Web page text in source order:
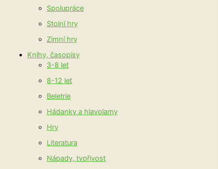
Spolupráce
Stolní hry
Zimní hry
Knihy, časopisy
3-8 let
8-12 let
Beletrie
Hádanky a hlavolamy
Hry
Literatura
Nápady, tvořivost